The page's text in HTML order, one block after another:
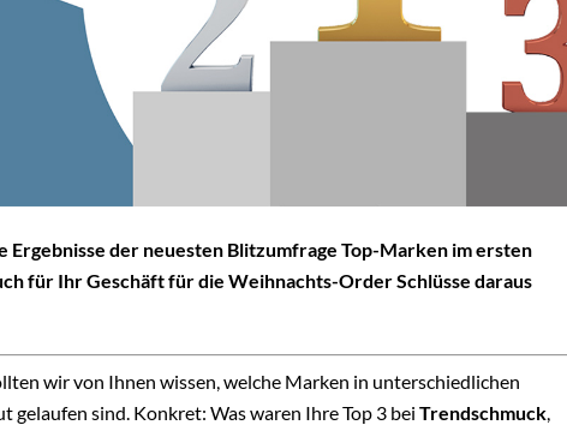
Ergebnisse der neuesten Blitzumfrage Top-Marken im ersten
für Ihr Geschäft für die Weihnachts-Order Schlüsse daraus
wir von Ihnen wissen, welche Marken in unterschiedlichen
gelaufen sind. Konkret: Was waren Ihre Top 3 bei Trendschmuck,